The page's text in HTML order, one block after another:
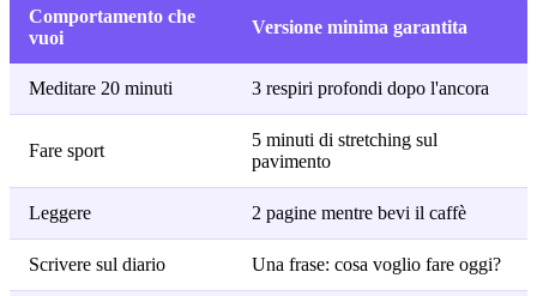
Comportamento che
vuoi
Versione minima garantita
Meditare 20 minuti 3 respiri profondi dopo l'ancora
Fare sport
5 minuti di stretching sul
pavimento
Leggere 2 pagine mentre bevi il caffè
Scrivere sul diario Una frase: cosa voglio fare oggi?